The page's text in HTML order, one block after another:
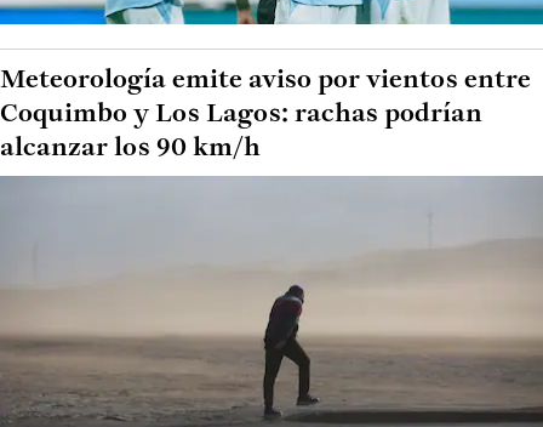
Meteorología emite aviso por vientos entre
Coquimbo y Los Lagos: rachas podrían
alcanzar los 90 km/h